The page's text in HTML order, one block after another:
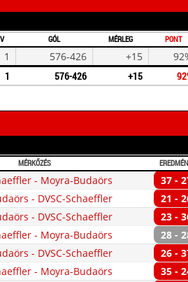
V GÓL MÉRLEG PONT
1 576-426 +15
1 576-426 +15
MÉRKŐZÉS
- Moyra-Budaörs
37 -
- DVSC-Schaeffler
21 -
- DVSC-Schaeffler
23 -
- Moyra-Budaörs
28 -
- DVSC-Schaeffler
26 -
- Moyra-Budaörs 35 -